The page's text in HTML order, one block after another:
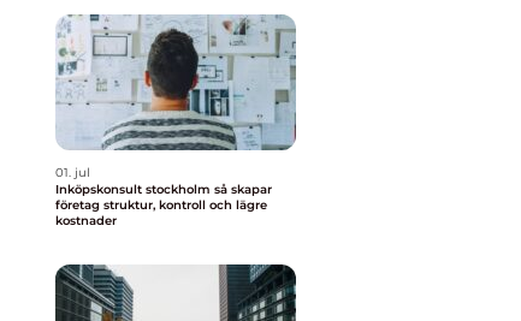
01. jul
Inköpskonsult stockholm så skapar
företag struktur, kontroll och lägre
kostnader